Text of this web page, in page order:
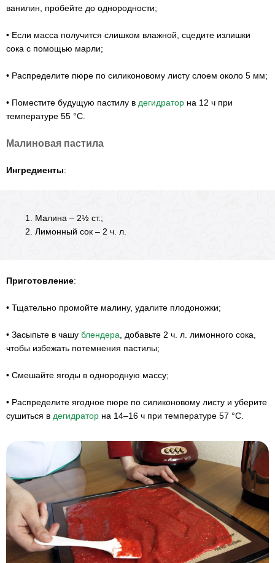
ванилин, пробейте до однородности;
• Если масса получится слишком влажной, сцедите излишки
сока с помощью марли;
• Распределите пюре по силиконовому листу слоем около 5 мм;
• Поместите будущую пастилу в дегидратор на 12 ч при
температуре 55 °С.
Малиновая пастила
Ингредиенты:
Малина – 2½ ст.;
Лимонный сок – 2 ч. л.
Приготовление:
• Тщательно промойте малину, удалите плодоножки;
• Засыпьте в чашу блендера , добавьте 2 ч. л. лимонного сока,
чтобы избежать потемнения пастилы;
• Смешайте ягоды в однородную массу;
• Распределите ягодное пюре по силиконовому листу и уберите
сушиться в дегидратор на 14–16 ч при температуре 57 °С.